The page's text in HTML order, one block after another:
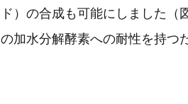
ド）の合成も可能にしました
の加水分解酵素への耐性を持つ